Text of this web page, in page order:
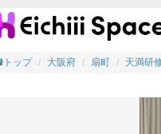
トップ 大阪府 扇町 天満研